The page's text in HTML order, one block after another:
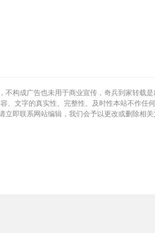
构成广告也未用于商业宣传，奇兵到家转载
、文字的真实性、完整性、及时性本站不作任
即联系网站编辑，我们会予以更改或删除相